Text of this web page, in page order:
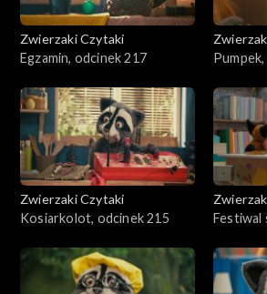
Zwierzaki Czytaki
Egzamin, odcinek 217
Zwierzaki Czytaki
Kosiarkolot, odcinek 215
Festiwal